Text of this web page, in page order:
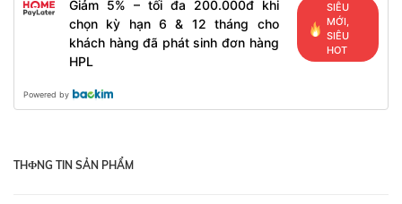
Giảm 5% – tối đa 200.000đ khi
chọn kỳ hạn 6 & 12 tháng cho
khách hàng đã phát sinh đơn hàng
HPL
SIÊU
MỚI,
SIÊU
HOT
Powered by
THФNG TIN SẢN PHẨM